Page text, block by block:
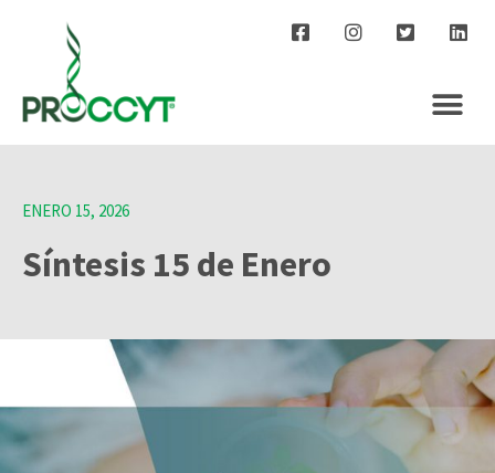
ENERO 15, 2026
Síntesis 15 de Enero